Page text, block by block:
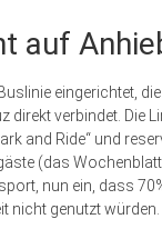
auf
eingerichtet,
direkt verbindet. Die
and Ride“ und
(das
nun ein, dass
nicht genutzt würden.